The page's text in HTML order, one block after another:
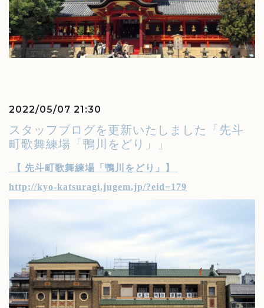
2022/05/07 21:30
スタッフブログを更新いたしました「先斗
町歌舞練場「鴨川をどり」」
【 先斗町歌舞練場「鴨川をどり」 】
http://kyo-katsuragi.jugem.jp/?eid=179